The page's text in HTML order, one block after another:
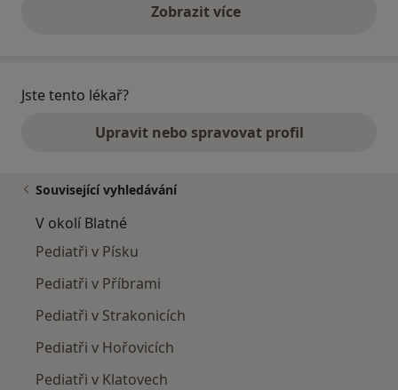
Zobrazit vícevýše uvedené názory
Jste tento lékař?
Upravit nebo spravovat profil
Související vyhledávání
V okolí Blatné
Pediatři v Písku
Pediatři v Příbrami
Pediatři v Strakonicích
Pediatři v Hořovicích
Pediatři v Klatovech